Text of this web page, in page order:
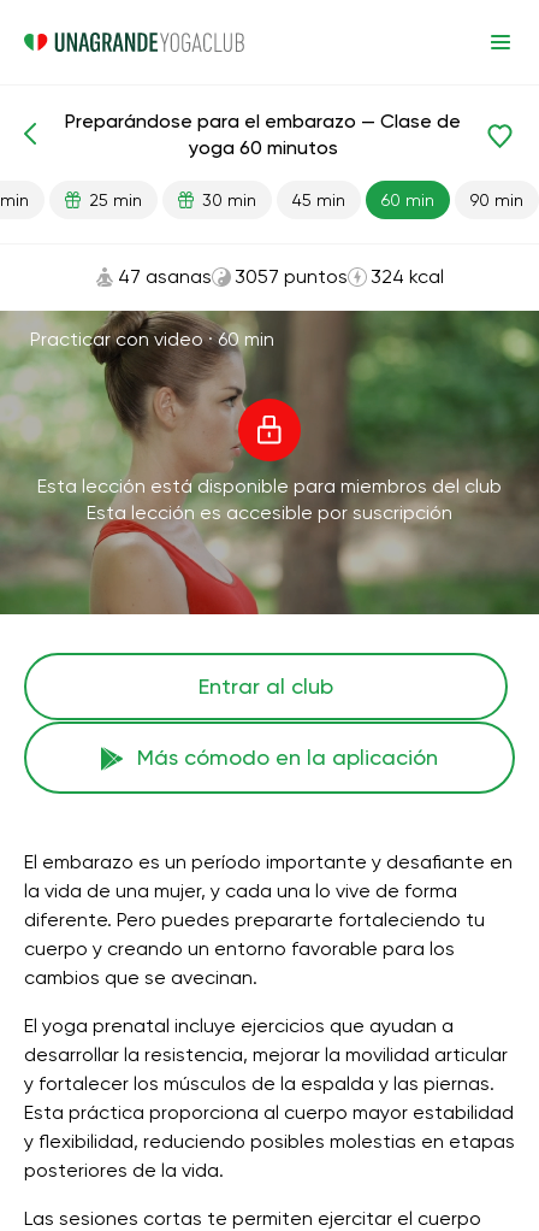
Lecciones preparadas Embarazo
Preparándose para el embarazo — Clase de
yoga 60 minutos
25 min 30 min 45 min 60 min 90 min
47 asanas 3057 puntos 324 kcal
Practicar con video ·60 min
Esta lección está disponible para miembros del club
Esta lección es accesible por suscripción
Entrar al club
Más cómodo en la aplicación
El embarazo es un período importante y desafiante en
la vida de una mujer, y cada una lo vive de forma
diferente. Pero puedes prepararte fortaleciendo tu
cuerpo y creando un entorno favorable para los
cambios que se avecinan.
El yoga prenatal incluye ejercicios que ayudan a
desarrollar la resistencia, mejorar la movilidad articular
y fortalecer los músculos de la espalda y las piernas.
Esta práctica proporciona al cuerpo mayor estabilidad
y flexibilidad, reduciendo posibles molestias en etapas
posteriores de la vida.
Las sesiones cortas te permiten ejercitar el cuerpo